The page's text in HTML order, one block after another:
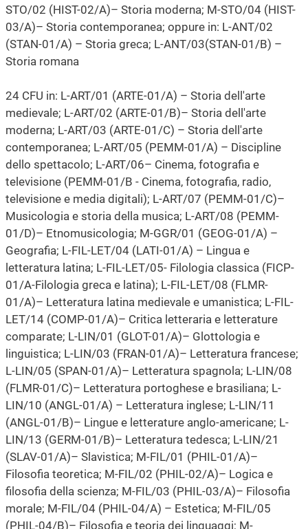
STO/02 (HIST-02/A)– Storia moderna; M-STO/04 (HIST-
03/A)– Storia contemporanea; oppure in: L-ANT/02
(STAN-01/A) – Storia greca; L-ANT/03(STAN-01/B) –
Storia romana
24 CFU in: L-ART/01 (ARTE-01/A) – Storia dell'arte
medievale; L-ART/02 (ARTE-01/B)– Storia dell'arte
moderna; L-ART/03 (ARTE-01/C) – Storia dell'arte
contemporanea; L-ART/05 (PEMM-01/A) – Discipline
dello spettacolo; L-ART/06– Cinema, fotografia e
televisione (PEMM-01/B - Cinema, fotografia, radio,
televisione e media digitali); L-ART/07 (PEMM-01/C)–
Musicologia e storia della musica; L-ART/08 (PEMM-
01/D)– Etnomusicologia; M-GGR/01 (GEOG-01/A) –
Geografia; L-FIL-LET/04 (LATI-01/A) – Lingua e
letteratura latina; L-FIL-LET/05- Filologia classica (FICP-
01/A-Filologia greca e latina); L-FIL-LET/08 (FLMR-
01/A)– Letteratura latina medievale e umanistica; L-FIL-
LET/14 (COMP-01/A)– Critica letteraria e letterature
comparate; L-LIN/01 (GLOT-01/A)– Glottologia e
linguistica; L-LIN/03 (FRAN-01/A)– Letteratura francese;
L-LIN/05 (SPAN-01/A)– Letteratura spagnola; L-LIN/08
(FLMR-01/C)– Letteratura portoghese e brasiliana; L-
LIN/10 (ANGL-01/A) – Letteratura inglese; L-LIN/11
(ANGL-01/B)– Lingue e letterature anglo-americane; L-
LIN/13 (GERM-01/B)– Letteratura tedesca; L-LIN/21
(SLAV-01/A)– Slavistica; M-FIL/01 (PHIL-01/A)–
Filosofia teoretica; M-FIL/02 (PHIL-02/A)– Logica e
filosofia della scienza; M-FIL/03 (PHIL-03/A)– Filosofia
morale; M-FIL/04 (PHIL-04/A) – Estetica; M-FIL/05
(PHIL-04/B)– Filosofia e teoria dei linguaggi; M-